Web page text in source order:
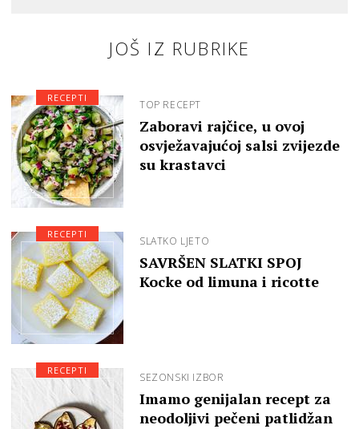
JOŠ IZ RUBRIKE
TOP RECEPT
Zaboravi rajčice, u ovoj
osvježavajućoj salsi zvijezde
su krastavci
RECEPTI
SLATKO LJETO
SAVRŠEN SLATKI SPOJ
Kocke od limuna i ricotte
RECEPTI
SEZONSKI IZBOR
Imamo genijalan recept za
neodoljivi pečeni patlidžan
RECEPTI